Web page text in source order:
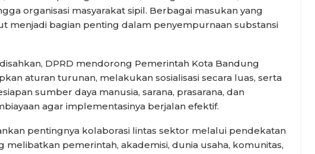
organisasi masyarakat sipil. Berbagai masukan yang
menjadi bagian penting dalam penyempurnaan substansi
DPRD mendorong Pemerintah Kota Bandung
aturan turunan, melakukan sosialisasi secara luas, serta
sumber daya manusia, sarana, prasarana, dan
agar implementasinya berjalan efektif.
pentingnya kolaborasi lintas sektor melalui pendekatan
melibatkan pemerintah, akademisi, dunia usaha, komunitas,